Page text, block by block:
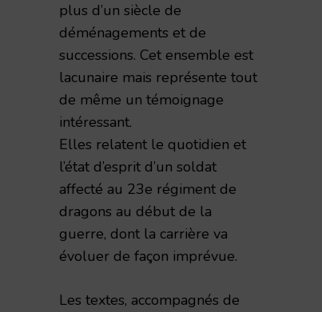
plus d’un siècle de
déménagements et de
successions. Cet ensemble est
lacunaire mais représente tout
de même un témoignage
intéressant.
Elles relatent le quotidien et
l’état d’esprit d’un soldat
affecté au 23e régiment de
dragons au début de la
guerre, dont la carrière va
évoluer de façon imprévue.
Les textes, accompagnés de